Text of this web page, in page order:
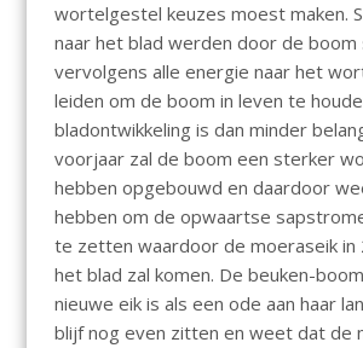
wortelgestel keuzes moest maken.
naar het blad werden door de
vervolgens alle energie naar het
leiden om de boom in leven te
bladontwikkeling is dan minder
voorjaar zal de boom een sterker
hebben opgebouwd en daardoor
hebben om de opwaartse
te zetten waardoor de moeraseik in
het blad zal komen. De beuken-
nieuwe eik is als een ode aan haar
blijf nog even zitten en weet dat de